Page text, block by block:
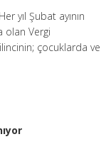
yıl Şubat ayının
olan Vergi
çocuklarda ve